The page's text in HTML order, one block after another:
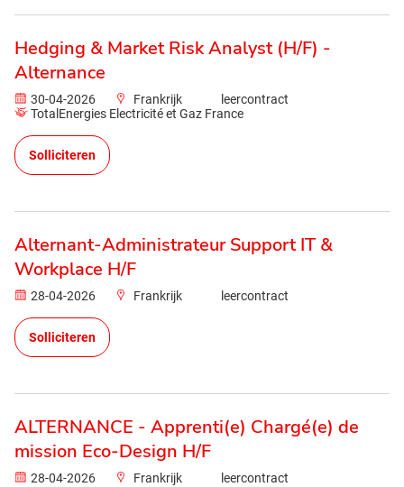
Hedging & Market Risk Analyst (H/F) -
Alternance
30-04-2026 Frankrijk
leercontract
TotalEnergies Electricité et Gaz France
Solliciteren
Alternant-Administrateur Support IT &
Workplace H/F
28-04-2026 Frankrijk leercontract
Solliciteren
ALTERNANCE - Apprenti(e) Chargé(e) de
mission Eco-Design H/F
28-04-2026 Frankrijk leercontract